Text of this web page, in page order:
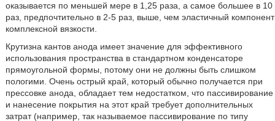
оказывается по меньшей мере в 1,25 раза, а самое большее в 10
раз, предпочтительно в 2-5 раз, выше, чем эластичный компонент
комплексной вязкости.
Крутизна кантов анода имеет значение для эффективного
использования пространства в стандартном конденсаторе
прямоугольной формы, потому они не должны быть слишком
пологими. Очень острый край, который обычно получается при
прессовке анода, обладает тем недостатком, что пассивирование
и нанесение покрытия на этот край требует дополнительных
затрат (например, так называемое пассивирование по типу